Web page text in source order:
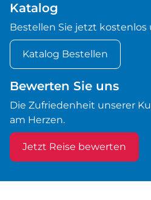
Katalog
Bestellen Sie jetzt kostenlos
Katalog Bestellen
Bewerten Sie uns
Die Zufriedenheit unserer
am Herzen.
Jetzt Reise bewerten